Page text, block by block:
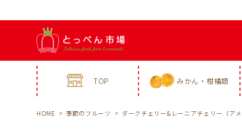
TOP みかん・柑橘類
HOME 季節のフルーツ ダークチェリー&レーニアチェリー（ア